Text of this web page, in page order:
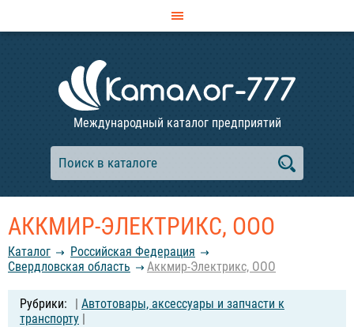
Международный каталог предприятий
АККМИР-ЭЛЕКТРИКС, ООО
Каталог
Российcкая Федерация
Свердловская область
Аккмир-Электрикс, ООО
| Автотовары, аксессуары и запчасти к
транспорту |